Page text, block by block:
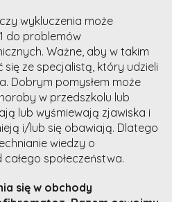
wykluczenia może
do problemów
Ważne, aby w takim
ze specjalistą, który udzieli
Dobrym pomysłem może
w przedszkolu lub
lub wyśmiewają zjawiska i
i/lub się obawiają. Dlatego
wiedzy o
społeczeństwa.
się w obchody